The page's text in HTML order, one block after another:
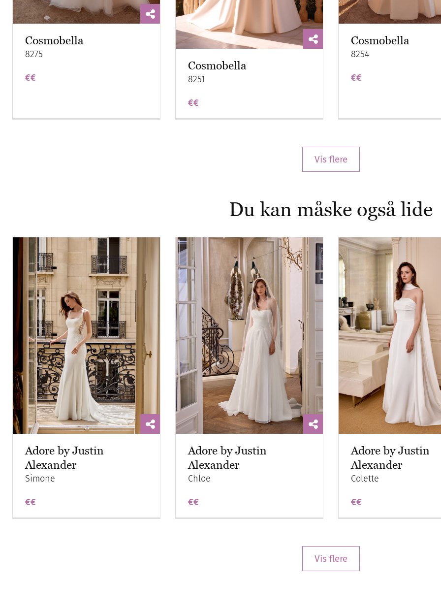
Cosmobella
8275
€€
Cosmobella
8251
€€
Cosmobella
8254
€€
Vis flere
Du kan måske også lide
Adore by Justin
Alexander
Simone
€€
Adore by Justin
Alexander
Chloe
€€
Adore by Justin
Alexander
Colette
€€
Vis flere